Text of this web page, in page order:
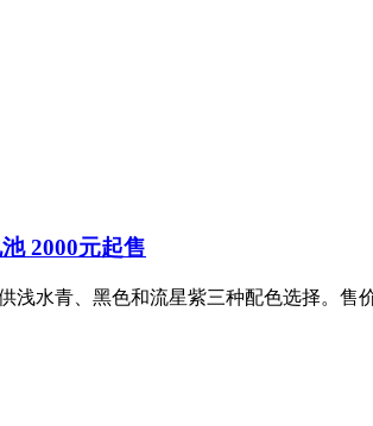
2000元起售
浅水青、黑色和流星紫三种配色选择。售